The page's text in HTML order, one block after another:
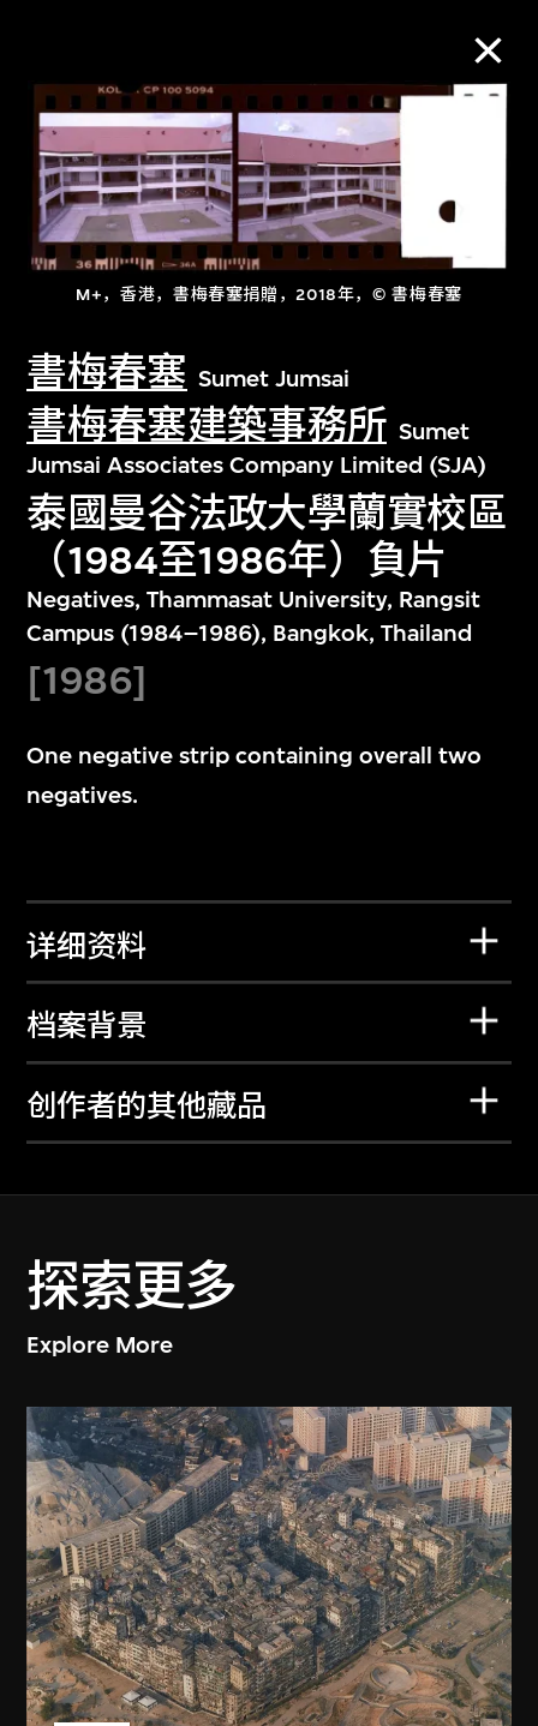
M+，香港，書梅春塞捐贈，2018年，© 書梅春塞
書梅春塞 Sumet Jumsai
書梅春塞建築事務所 Sumet
Jumsai Associates Company Limited (SJA)
泰國曼谷法政大學蘭實校區
（1984至1986年）負片
Negatives, Thammasat University, Rangsit
Campus (1984–1986), Bangkok, Thailand
[1986]
One negative strip containing overall two
negatives.
详细资料
档案背景
创作者的其他藏品
探索更多
Explore More
M+藏品
进一步筛选 搜索
关于M+藏品
探索世界顶级的二十及二十一世纪视觉
文化藏品。